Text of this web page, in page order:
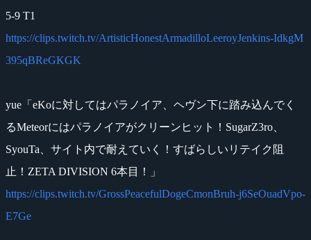
5-9 T1
https://clips.twitch.tv/ArtisticHonestArmadilloLeeroyJenkins-IdkgM
395qBReGKGK
yue「eKoに対してはパラノイア、ヘヴン下に踏み込んでく
るMeteorにはパラノイアがクリーンヒット！SugarZ3ro、
SyouTa、サイト内で耐えていく！すばらしいリテイク阻
止！ZETA DIVISION 6本目！」
https://clips.twitch.tv/GrossPeacefulDogeCmonBruh-j6SeOuadVpo-
E7Ge